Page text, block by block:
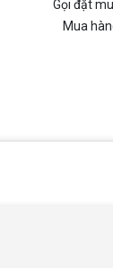
Gọi đặt
Mua